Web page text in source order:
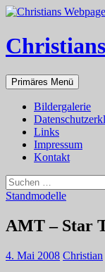
Zum
springen
Suchen
Primäres Menü
Bildergalerie
Links
Impressum
Kontakt
Suchen
nach:
Standmodelle
AMT – Star
4. Mai 2008 Christian